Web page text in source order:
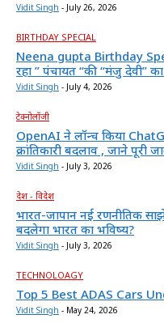
Vidit Singh - July 26, 2026
BIRTHDAY SPECIAL
Neena gupta Birthday
रहा ” पंचायत “की “मंजु देवी”
Vidit Singh - July 4, 2026
टेक्नोलॉजी
OpenAI ने लॉन्च किया
क्रांतिकारी बदलाव , जाने पूरी
Vidit Singh - July 3, 2026
देश - विदेश
भारत-जापान नई रणनीतिक
बदलेगा भारत का भविष्य?
Vidit Singh - July 3, 2026
TECHNOLOAGY
Top 5 Best ADAS Cars
Vidit Singh - May 24, 2026